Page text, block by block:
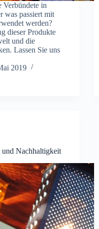
Verbündete in
was passiert mit
werden?
dieser Produkte
und die
Lassen Sie uns
2019
Nachhaltigkeit